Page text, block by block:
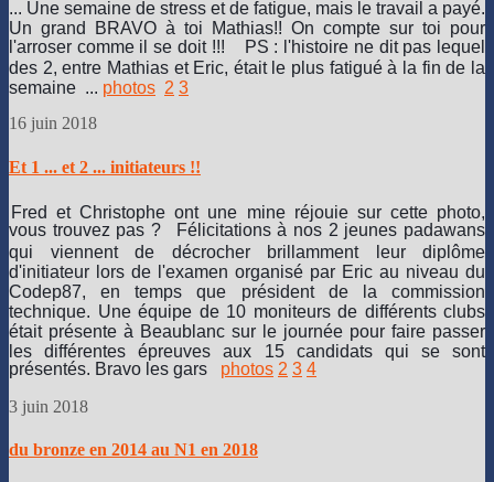
... Une semaine de stress et de fatigue, mais le travail a payé.
Un grand BRAVO à toi Mathias!! On compte sur toi pour
l'arroser comme il se doit !!!
PS : l'histoire ne dit pas lequel
des 2, entre Mathias et Eric, était le plus fatigué à la fin de la
semaine ... photos 2 3
16 juin 2018
Et 1 ... et 2 ... initiateurs !!
Fred et Christophe ont une mine réjouie sur cette photo,
vous trouvez pas ?
Félicitations à nos 2 jeunes padawans
qui viennent de décrocher brillamment leur diplôme
d'initiateur lors de l'examen organisé par Eric au niveau du
Codep87, en temps que président de la commission
technique. Une équipe de 10 moniteurs de différents clubs
était présente à Beaublanc sur le journée pour faire passer
les différentes épreuves aux 15 candidats qui se sont
présentés. Bravo les gars
photos 2 3 4
3 juin 2018
du bronze en 2014 au N1 en 2018
chanceux
sur
la
météo
les
orageuses
sur
majorité
de
la
France.
Merci
l'ensemble
des
plongeurs
pour
l'ambiance
et